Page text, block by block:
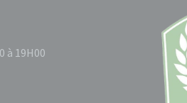
à 19H00